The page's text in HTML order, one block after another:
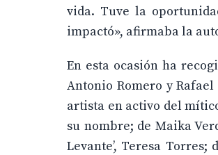
vida. Tuve la
impactó», afirmaba la
En esta ocasión ha
Antonio Romero y
artista en activo del
su nombre; de Maika
Levante’, Teresa